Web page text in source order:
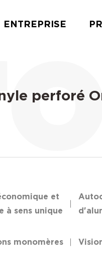
ENTREPRISE
perforé
et
à sens unique
monomères